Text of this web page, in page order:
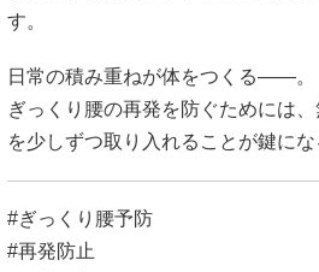
す。
日常の積み重ねが体をつくる――。
ぎっくり腰の再発を防ぐためには
を少しずつ取り入れることが鍵にな
#ぎっくり腰予防
#再発防止